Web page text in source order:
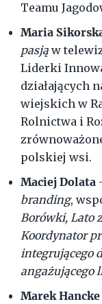
Teamu
Maria
pasją w
Liderki
działających
wiejskich w
Rolnictwa i
polskiej wsi.
Maciej Dolata
branding,
Borówki, Lato
Koordynator
integrującego
angażującego
Marek Hancke